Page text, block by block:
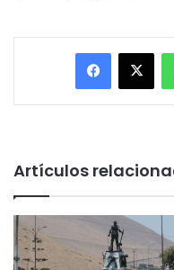
Facebook
X
Artículos